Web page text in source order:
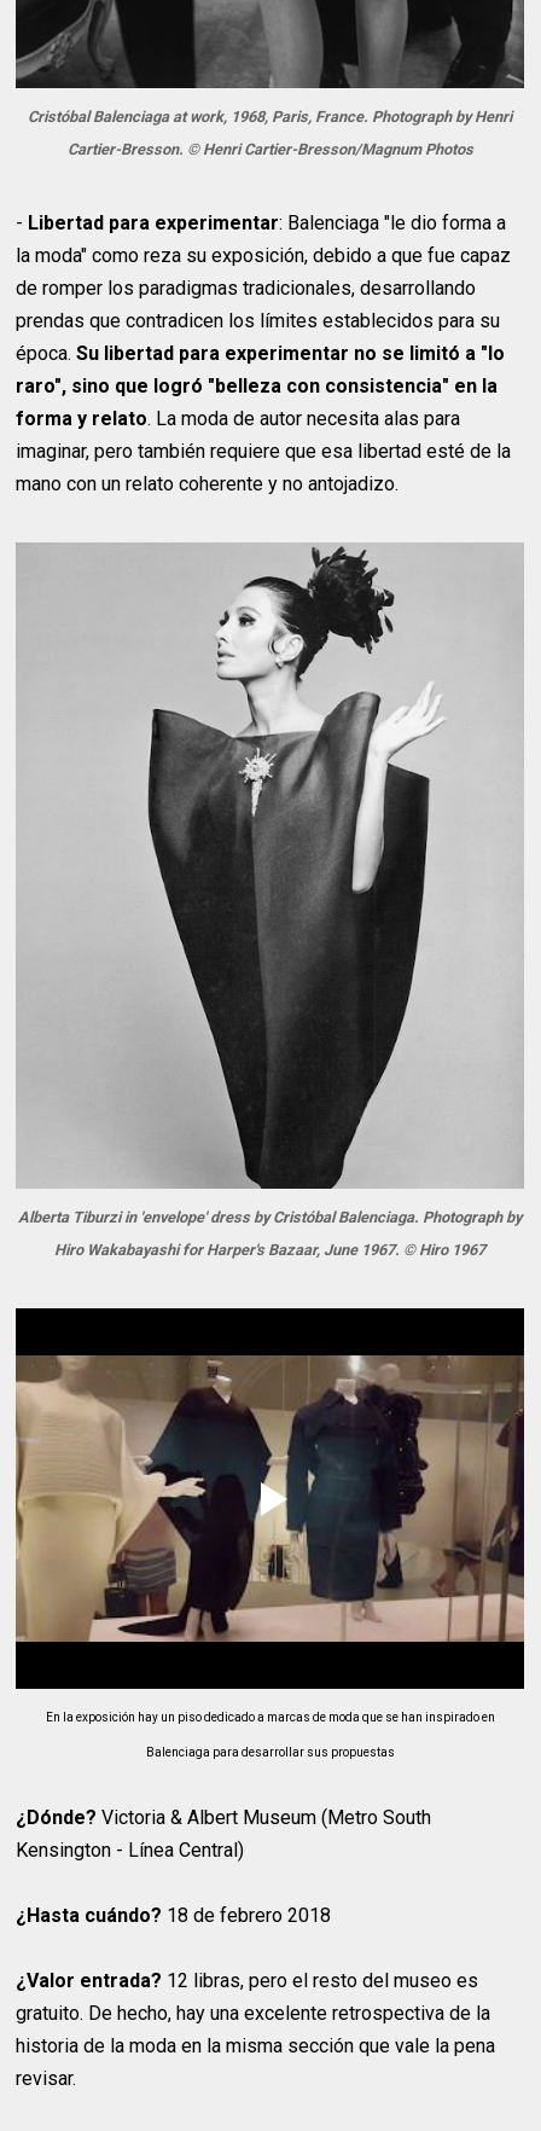
Cristóbal Balenciaga at work, 1968, Paris, France. Photograph by Henri
Cartier-Bresson. © Henri Cartier-Bresson/Magnum Photos
- Libertad para experimentar: Balenciaga "le dio forma a
la moda" como reza su exposición, debido a que fue capaz
de romper los paradigmas tradicionales, desarrollando
prendas que contradicen los límites establecidos para su
época.Su libertad para experimentar no se limitó a "lo
raro", sino que logró "belleza con consistencia" en la
forma y relato. La moda de autor necesita alas para
imaginar, pero también requiere que esa libertad esté de la
mano con un relato coherente y no antojadizo.
Alberta Tiburzi in 'envelope' dress by Cristóbal Balenciaga. Photograph by
Hiro Wakabayashi for Harper's Bazaar, June 1967. © Hiro 1967
En la exposición hay un piso dedicado a marcas de moda que se han inspirado en
Balenciaga para desarrollar sus propuestas
¿Dónde?Victoria & Albert Museum (Metro South
Kensington - Línea Central)
¿Hasta cuándo? 18 de febrero 2018
¿Valor entrada? 12 libras, pero el resto del museo es
gratuito. De hecho, hay una excelente retrospectiva de la
historia de la moda en la misma sección que vale la pena
revisar.